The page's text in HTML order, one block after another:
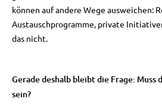
können auf andere Wege ausweichen:
Austauschprogramme, private
das nicht.
Gerade deshalb bleibt die Frage: Muss
sein?